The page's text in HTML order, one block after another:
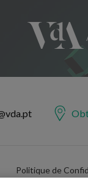
Politique de